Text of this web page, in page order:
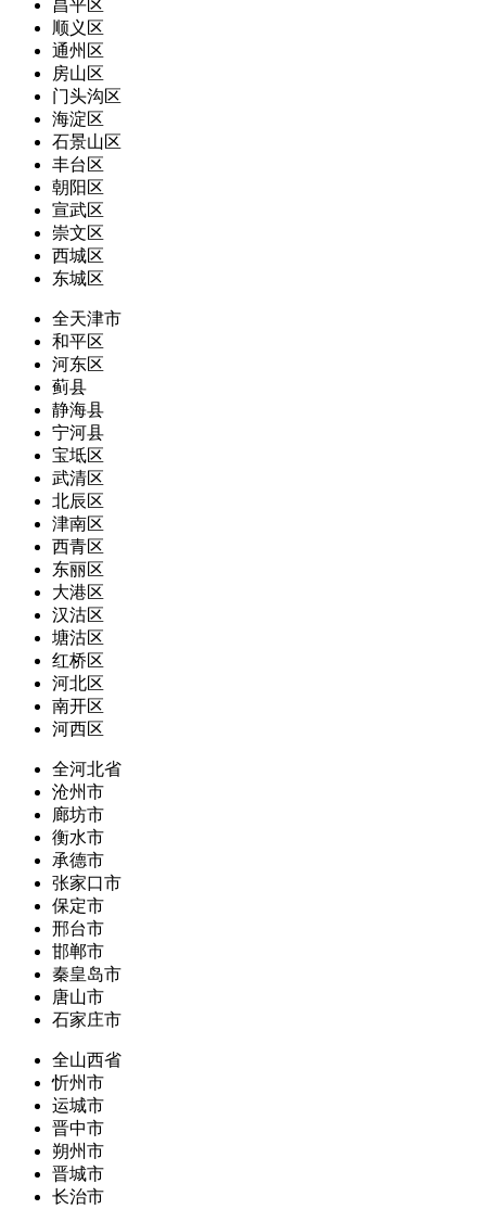
昌平区
顺义区
通州区
房山区
门头沟区
海淀区
石景山区
丰台区
朝阳区
宣武区
崇文区
西城区
东城区
全天津市
和平区
河东区
蓟县
静海县
宁河县
宝坻区
武清区
北辰区
津南区
西青区
东丽区
大港区
汉沽区
塘沽区
红桥区
河北区
南开区
河西区
全河北省
沧州市
廊坊市
衡水市
承德市
张家口市
保定市
邢台市
邯郸市
秦皇岛市
唐山市
石家庄市
全山西省
忻州市
运城市
晋中市
朔州市
晋城市
长治市